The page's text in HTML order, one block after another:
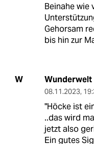
Beinahe wie
Gehorsam
bis hin zur
W Wunderwelt
08.11.2023,
"Höcke ist
..das wird
jetzt also
Ein gutes